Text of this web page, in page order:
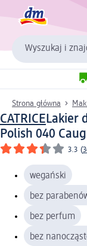
Wyszukaj i
Strona główna
CATRICELakier
Polish 040
3.3 (
wegański
bez
bez perfum
bez